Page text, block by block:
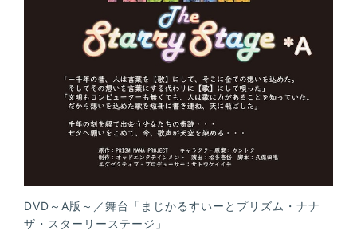
DVD～A版～／舞台「まじかるすいーとプリズム・ナナ
ザ・スターリーステージ」